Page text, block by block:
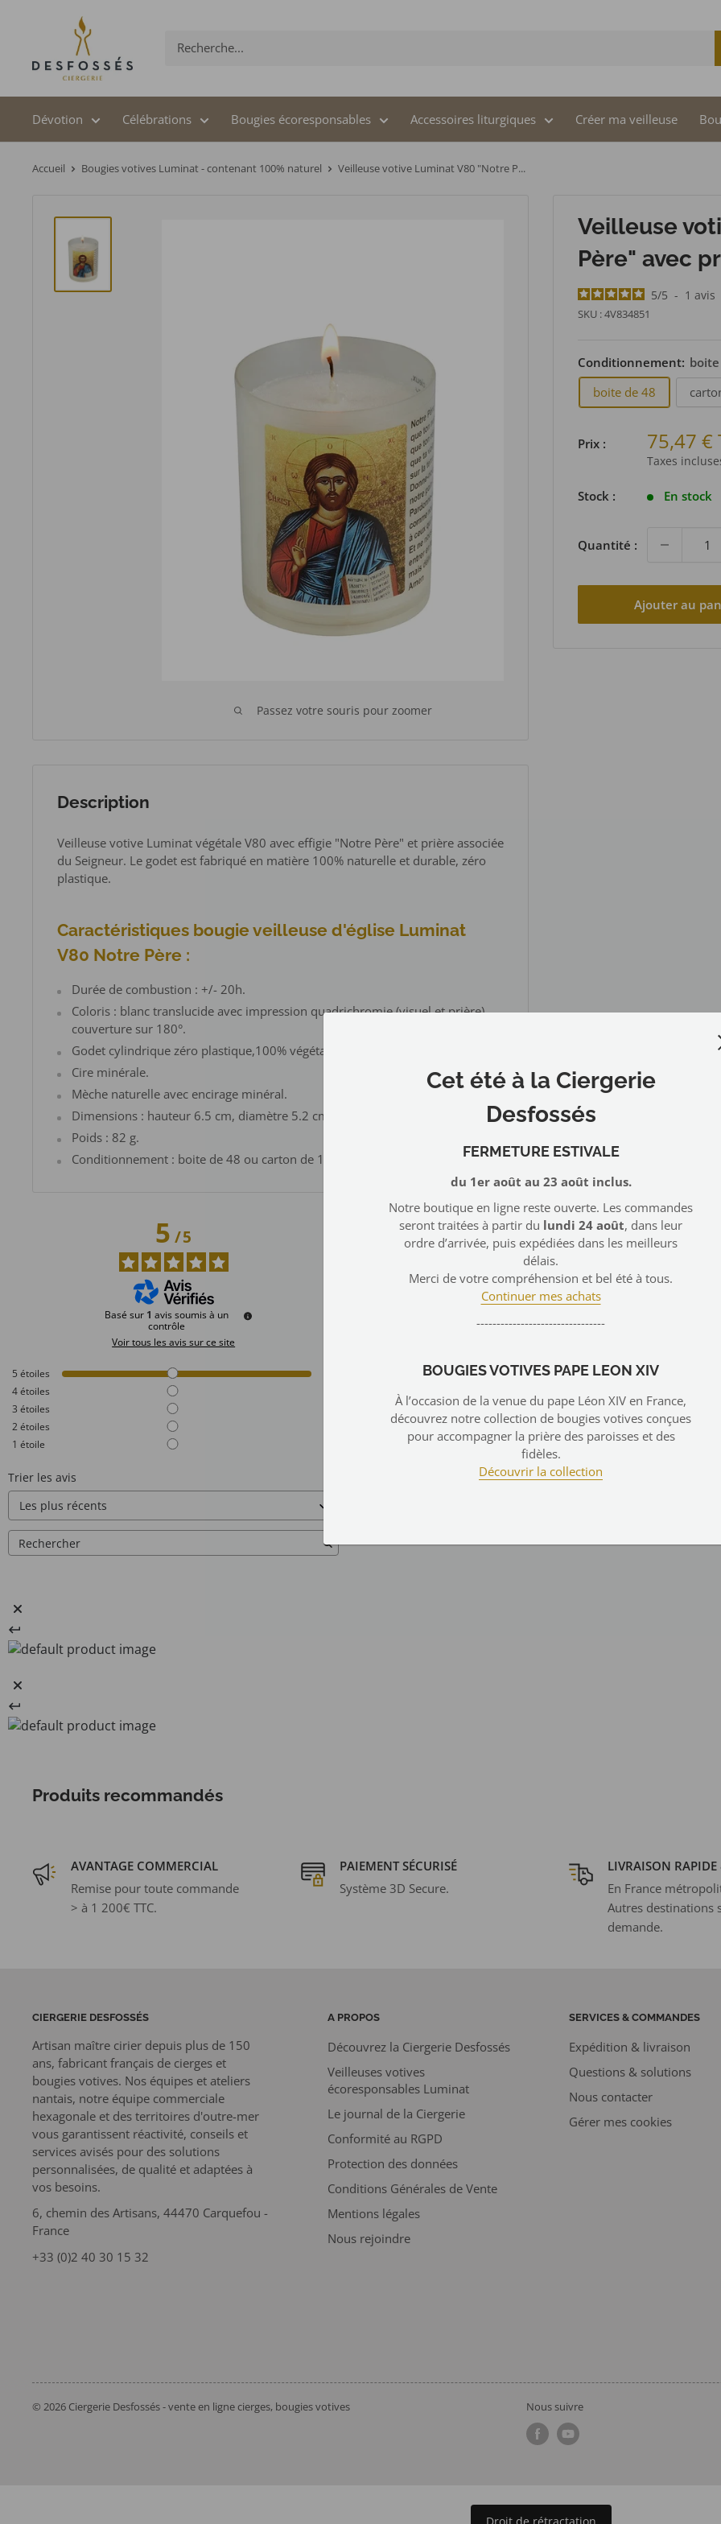
Cet été à la Ciergerie
Desfossés
FERMETURE ESTIVALE
du 1er août au 23 août inclus.
Notre boutique en ligne reste ouverte. Les commandes
seront traitées à partir du lundi 24 août, dans leur
ordre d’arrivée, puis expédiées dans les meilleurs
délais.
Merci de votre compréhension et bel été à tous.
Continuer mes achats
--------------------------------
BOUGIES VOTIVES PAPE LEON XIV
À l’occasion de la venue du pape Léon XIV en France,
découvrez notre collection de bougies votives conçues
pour accompagner la prière des paroisses et des
fidèles.
Découvrir la collection
Dévotion Célébrations Bougies écoresponsables Accessoires liturgiques Créer ma veilleuse
Accueil Bougies votives Luminat - contenant 100% naturel Veilleuse votive Luminat V80 "Notre P...
Passez votre souris pour zoomer
Veilleuse
Père" avec
5/5 - 1 avis
SKU :4V834851
Conditionnement:
boite de 48
Prix : Prix
réduit
75,47 €
Taxes
Stock : En stock
Quantité :
Ajouter au
Description
Veilleuse votive Luminat végétale V80 avec effigie "Notre Père" et prière associée
du Seigneur. Le godet est fabriqué en matière 100% naturelle et durable, zéro
plastique.
Caractéristiques bougie veilleuse d'église Luminat
V80 Notre Père :
Durée de combustion : +/- 20h.
Coloris : blanc translucide avec impression quadrichromie (visuel et prière)
couverture sur 180°.
Godet cylindrique zéro plastique,100% végétal.
Cire minérale.
Mèche naturelle avec encirage minéral.
Dimensions : hauteur 6.5 cm, diamètre 5.2 cm.
Poids : 82 g.
Conditionnement : boite de 48 ou carton de 192 veilleuses d'église.
5/5
Basé sur 1 avis soumis à un
contrôle
Voir tous les avis sur ce site
5 étoiles
4étoiles
3 étoiles
2étoiles
1 étoile
Trier les avis
5/5
Avis vérifié
Correspond aux attentes des paroissiens.
, suite à une expérience du
Bonjour,
Merci beaucoup pour votre retour positif ! Nous
prière  répond aux attentes de vos paroissiens. Votre
Cordialement.
L'équipe Ciergerie Desfossés
Produits recommandés
AVANTAGE COMMERCIAL
Remise pour toute commande
> à 1 200€ TTC.
PAIEMENT SÉCURISÉ
Système 3D Secure.
LIVRAISON RAPIDE
En France
Autres destinations
demande.
CIERGERIE DESFOSSÉS
Artisan maître cirier depuis plus de 150
ans, fabricant français de cierges et
bougies votives. Nos équipes et ateliers
nantais, notre équipe commerciale
hexagonale et des territoires d'outre-mer
vous garantissent réactivité, conseils et
services avisés pour des solutions
personnalisées, de qualité et adaptées à
vos besoins.
6, chemin des Artisans, 44470 Carquefou -
France
+33 (0)2 40 30 15 32
A PROPOS
Découvrez la Ciergerie Desfossés
Veilleuses votives
écoresponsables Luminat
Le journal de la Ciergerie
Conformité au RGPD
Protection des données
Conditions Générales de Vente
Mentions légales
Nous rejoindre
SERVICES & COMMANDES
Expédition & livraison
Questions & solutions
Nous contacter
Gérer mes cookies
© 2026 Ciergerie Desfossés - vente en ligne cierges, bougies votives Nous suivre